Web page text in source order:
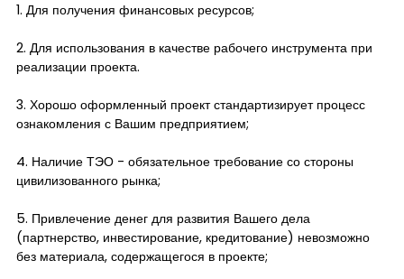
1. Для получения финансовых ресурсов;
2. Для использования в качестве рабочего инструмента при
реализации проекта.
3. Хорошо оформленный проект стандартизирует процесс
ознакомления с Вашим предприятием;
4. Наличие ТЭО - обязательное требование со стороны
цивилизованного рынка;
5. Привлечение денег для развития Вашего дела
(партнерство, инвестирование, кредитование) невозможно
без материала, содержащегося в проекте;